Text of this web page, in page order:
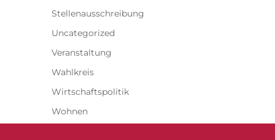
Stellenausschreibung
Uncategorized
Veranstaltung
Wahlkreis
Wirtschaftspolitik
Wohnen